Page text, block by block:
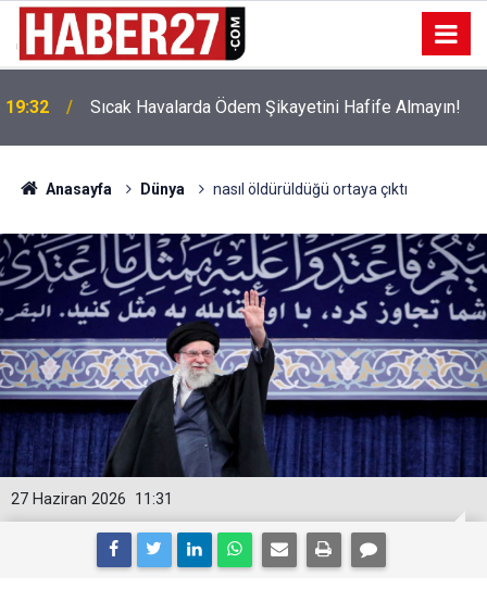
19:32 Sıcak Havalarda Ödem Şikayetini Hafife Almayın!
Anasayfa Dünya nasıl öldürüldüğü ortaya çıktı
11:31
27 Haziran 2026